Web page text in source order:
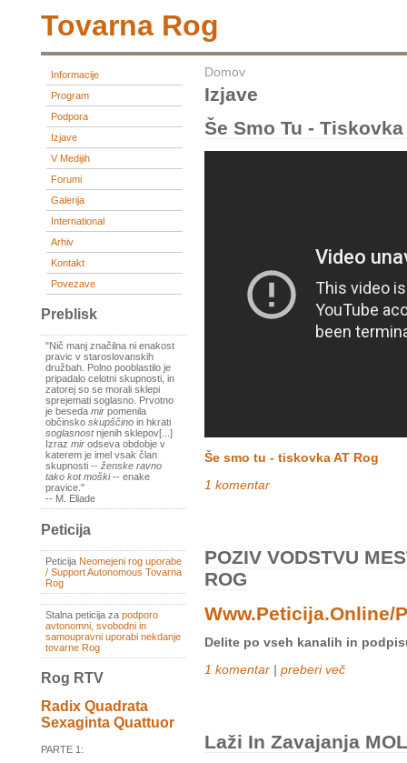
Tovarna Rog
Informacije
Program
Podpora
Izjave
V Medijih
Forumi
Galerija
International
Arhiv
Kontakt
Povezave
Preblisk
"Nič manj značilna ni enakost
pravic v staroslovanskih
družbah. Polno pooblastilo je
pripadalo celotni skupnosti, in
zatorej so se morali sklepi
sprejemati soglasno. Prvotno
je beseda mir pomenila
občinsko skupščino in hkrati
soglasnostnjenih sklepov[...]
Izraz mir odseva obdobje v
katerem je imel vsak član
skupnosti -- ženske ravno
tako kot moški-- enake
pravice."
-- M. Eliade
Peticija
Peticija Neomejeni rog uporabe
/ Support Autonomous Tovarna
Rog
Stalna peticija za podporo
avtonomni, svobodni in
samoupravni uporabi nekdanje
tovarne Rog
Rog RTV
Radix Quadrata
Sexaginta Quattuor
PARTE 1:
Domov
Izjave
Še Smo Tu -
Še smo tu - tiskovka AT Rog
1 komentar
POZIV VODSTVU
ROG
Www.peticija.online/
Delite po vseh kanalih in
1 komentar | preberi več
Laži In Zavajanja